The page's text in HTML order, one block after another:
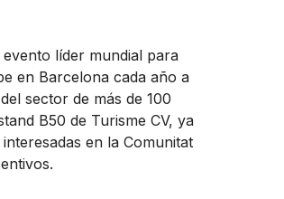
evento líder mundial para
en Barcelona cada año a
sector de más de 100
B50 de Turisme CV, ya
en la Comunitat